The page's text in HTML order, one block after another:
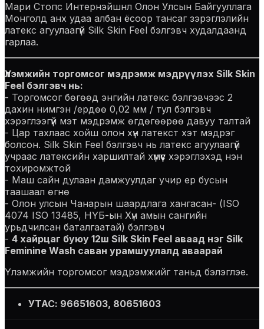
Мари Стопс Интернэйшнл Олон Улсын Байгууллага
Монголд анх удаа албан ёсоор тансаг зэрэглэлийн
латекс агуулаагүй Silk Skin Feel бэлгэвч худалдаанд
гарлаа.
Үлэмжийн торгомсог мэдрэмж мэдрүүлэх Silk Skin
Feel бэлгэвч нь:
- Торгомсог бөгөөд энгийн латекс бэлгэвчээс 2
дахин нимгэн /ердөө 0,02 мм / тул бэлгэвч
хэрэглээгүй мэт мэдрэмж өгдөгөөрөө давуу талтай
- Цар тахлаас хойш олон хүн латекст хэт мэдрэг
болсон. Silk Skin Feel бэлгэвч нь латекс агуулаагүй
учраас латексийн харшилтай хүмүүс хэрэглэхэд нэн
тохиромжтой
- Маш сайн дулаан дамжуулдаг учир ер бусын
таашаал өгнө
- Олон улсын Чанарын шаардлага хангасан- (ISO
4074 ISO 13485, НҮБ-ын Хүн амын сангийн
урьдчилсан баталгаатай) бэлгэвч
- 4 хайрцаг буюу 12ш Silk Skin Feel аваад нэг Silk
Feminine Wash саван урамшуулалд аваарай
Үлэмжийн торгомсог мэдрэмжийг таньд бэлэглэе.
УТАС: 96651603, 80651603